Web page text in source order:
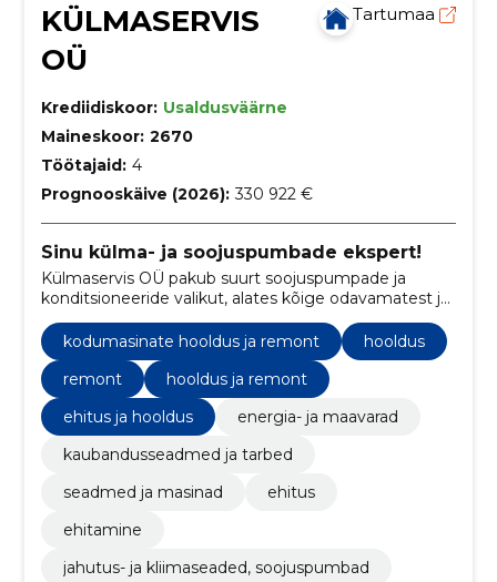
KÜLMASERVIS
OÜ
Tartumaa
Krediidiskoor: Usaldusväärne
Maineskoor: 2670
Töötajaid: 4
Prognooskäive (2026): 330 922 €
Sinu külma- ja soojuspumbade ekspert!
Külmaservis OÜ pakub suurt soojuspumpade ja
konditsioneeride valikut, alates kõige odavamatest ja
lõpetades premiaalse klassiga.
kodumasinate hooldus ja remont
hooldus
remont
hooldus ja remont
ehitus ja hooldus
energia- ja maavarad
kaubandusseadmed ja tarbed
seadmed ja masinad
ehitus
ehitamine
jahutus- ja kliimaseaded, soojuspumbad